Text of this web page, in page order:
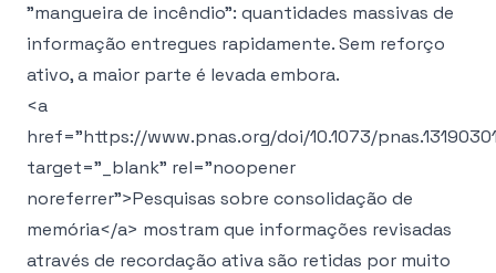
"mangueira de incêndio": quantidades massivas de
informação entregues rapidamente. Sem reforço
ativo, a maior parte é levada embora.
<a
href="https://www.pnas.org/doi/10.1073/
target="_blank" rel="noopener
noreferrer">Pesquisas sobre consolidação de
memória</a> mostram que informações revisadas
através de recordação ativa são retidas por muito